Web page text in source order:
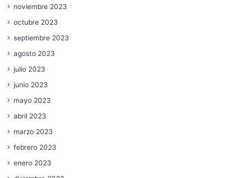
noviembre 2023
octubre 2023
septiembre 2023
agosto 2023
julio 2023
junio 2023
mayo 2023
abril 2023
marzo 2023
febrero 2023
enero 2023